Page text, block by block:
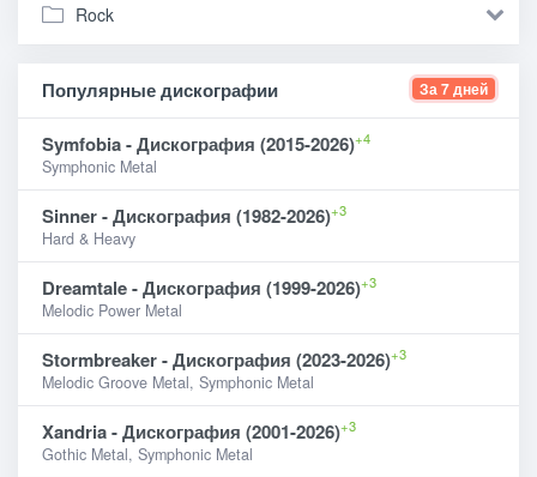
Rock
Популярные дискографии За 7 дней
Symfobia - Дискография (2015-2026)+4
Symphonic Metal
Sinner - Дискография (1982-2026)+3
Hard & Heavy
Dreamtale - Дискография (1999-2026)+3
Melodic Power Metal
Stormbreaker - Дискография (2023-2026)+3
Melodic Groove Metal, Symphonic Metal
Xandria - Дискография (2001-2026)+3
Gothic Metal, Symphonic Metal